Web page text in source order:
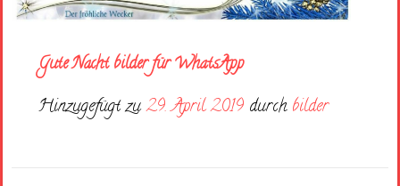
Gute Nacht bilder für WhatsApp
Hinzugefügt zu29. April 2019 durch bilder